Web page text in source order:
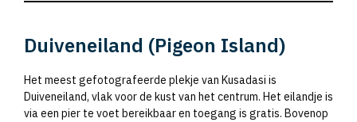
Duiveneiland (Pigeon Island)
Het meest gefotografeerde plekje van Kusadasi is
Duiveneiland, vlak voor de kust van het centrum. Het eilandje is
via een pier te voet bereikbaar en toegang is gratis. Bovenop